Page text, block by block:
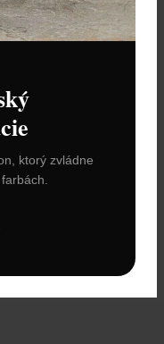
ktorý zvládne